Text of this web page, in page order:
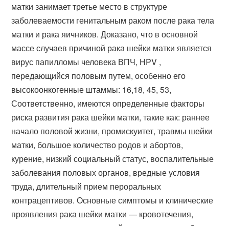
матки занимает третье место в структуре
заболеваемости генитальным раком после рака тела
матки и рака яичников. Доказано, что в основной
массе случаев причиной рака шейки матки является
вирус папилломы человека ВПЧ, HPV ,
передающийся половым путем, особенно его
высокоонкогенные штаммы: 16,18, 45, 53,
Соответственно, имеются определенные факторы
риска развития рака шейки матки, такие как: раннее
начало половой жизни, промискуитет, травмы шейки
матки, большое количество родов и абортов,
курение, низкий социальный статус, воспалительные
заболевания половых органов, вредные условия
труда, длительный прием пероральных
контрацептивов. Основные симптомы и клинические
проявления рака шейки матки — кровотечения,